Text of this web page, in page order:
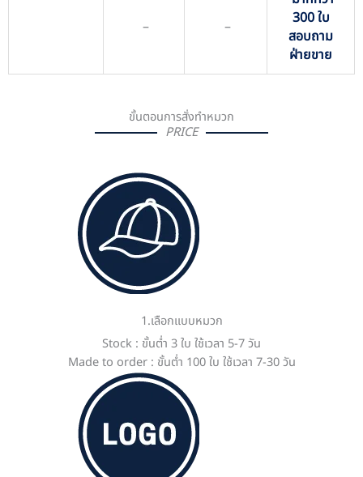
– –
300 ใบ
สอบถาม
ฝ่ายขาย
ขั้นตอนการสั่งทำหมวก
PRICE
1.เลือกแบบหมวก
Stock : ขั้นต่ำ 3 ใบ ใช้เวลา 5-7 วัน
Made to order : ขั้นต่ำ 100 ใบ ใช้เวลา 7-30 วัน